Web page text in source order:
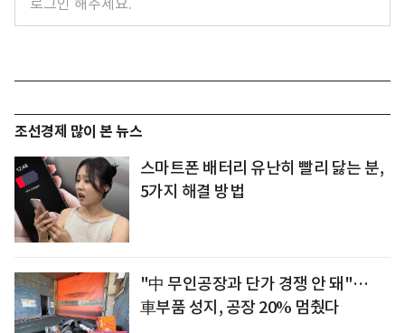
조선경제 많이 본 뉴스
스마트폰 배터리 유난히 빨리 닳는 분,
5가지 해결 방법
"中 무인공장과 단가 경쟁 안 돼"…
車부품 성지, 공장 20% 멈췄다